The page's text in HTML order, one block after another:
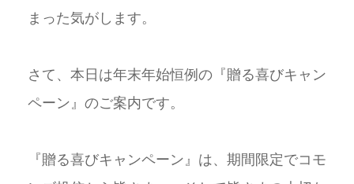
まった気がします。
さて、本日は年末年始恒例の『贈る喜びキャン
ペーン』のご案内です。
『贈る喜びキャンペーン』は、期間限定でコモ